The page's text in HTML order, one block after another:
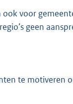
voor
geen
te motiveren